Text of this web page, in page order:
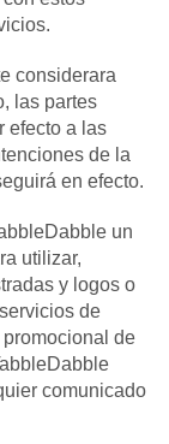
considerara
las partes
efecto a las
de la
en efecto.
un
utilizar,
y logos o
de
de
comunicado